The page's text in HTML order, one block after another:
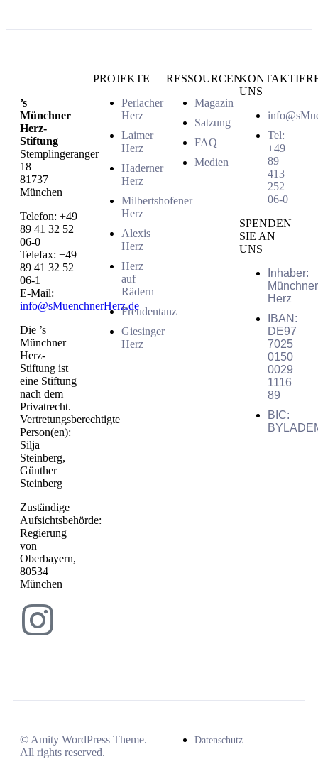
’s
Münchner
Herz-
Stiftung
Stemplingeranger
18
81737
München
Telefon: +49
89 41 32 52
06-0
Telefax: +49
89 41 32 52
06-1
E-Mail:
info@sMuenchnerHerz.de
Die ’s
Münchner
Herz-
Stiftung ist
eine Stiftung
nach dem
Privatrecht.
Vertretungsberechtigte
Person(en):
Silja
Steinberg,
Günther
Steinberg
Zuständige
Aufsichtsbehörde:
Regierung
von
Oberbayern,
80534
München
PROJEKTE
Perlacher
Herz
Laimer
Herz
Haderner
Herz
Milbertshofener
Herz
Alexis
Herz
Herz
auf
Rädern
Freudentanz
Giesinger
Herz
RESSOURCEN
Magazin
Satzung
FAQ
Medien
UNS
Tel:
+49
89
413
252
06-0
SPENDEN
SIE AN
UNS
Inhaber:
Münchner
Herz
IBAN:
DE97
7025
0150
0029
1116
89
BIC:
© Amity WordPress Theme.
All rights reserved.
Datenschutz